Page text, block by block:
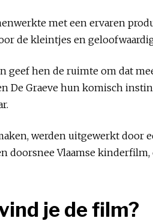
met een ervaren
de kleintjes en
hen de ruimte om dat
Graeve hun komisch
werden uitgewerkt door
Vlaamse
je de film?